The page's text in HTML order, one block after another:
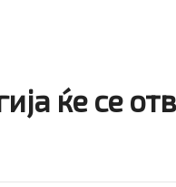
ќе се